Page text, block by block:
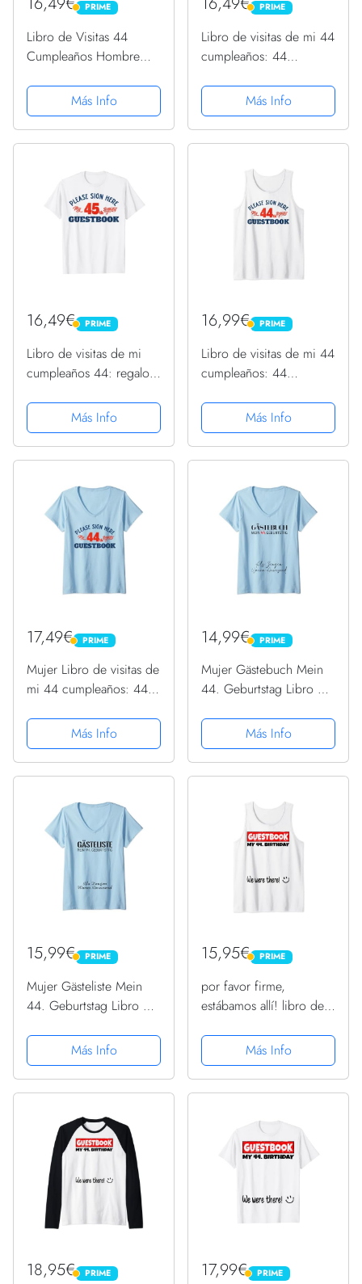
PRIME
PRIME
Libro de Visitas 44
Cumpleaños Hombre
Cumpleaños Camiseta
Más Info
PRIME
PRIME
Libro de visitas de mi 44
cumpleaños: 44
mujeres Camiseta
Más Info
16,49€ PRIME
PRIME
Libro de visitas de mi
cumpleaños 44: regalos
mujeres Camiseta
Más Info
16,99€ PRIME
PRIME
Libro de visitas de mi 44
cumpleaños: 44
mujeres Camiseta sin
Mangas
Más Info
17,49€ PRIME
PRIME
Mujer Libro de visitas de
mi 44 cumpleaños: 44
mujeres Camiseta Cuello
V
Más Info
14,99€ PRIME
PRIME
Mujer Gästebuch Mein
44. Geburtstag Libro de
Cuello VMás Info
15,99€ PRIME
PRIME
Mujer Gästeliste Mein
44. Geburtstag Libro de
Cuello VMás Info
15,95€ PRIME
PRIME
por favor firme,
estábamos allí! libro de
cumpleaños Camiseta sin
Mangas
Más Info
18,95€ PRIME
PRIME 17,99€ PRIME
PRIME